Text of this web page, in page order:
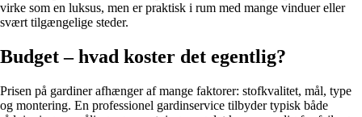
virke som en luksus, men er praktisk i rum med mange vinduer eller
svært tilgængelige steder.
Budget – hvad koster det egentlig?
Prisen på gardiner afhænger af mange faktorer: stofkvalitet, mål, type
og montering. En professionel gardinservice tilbyder typisk både